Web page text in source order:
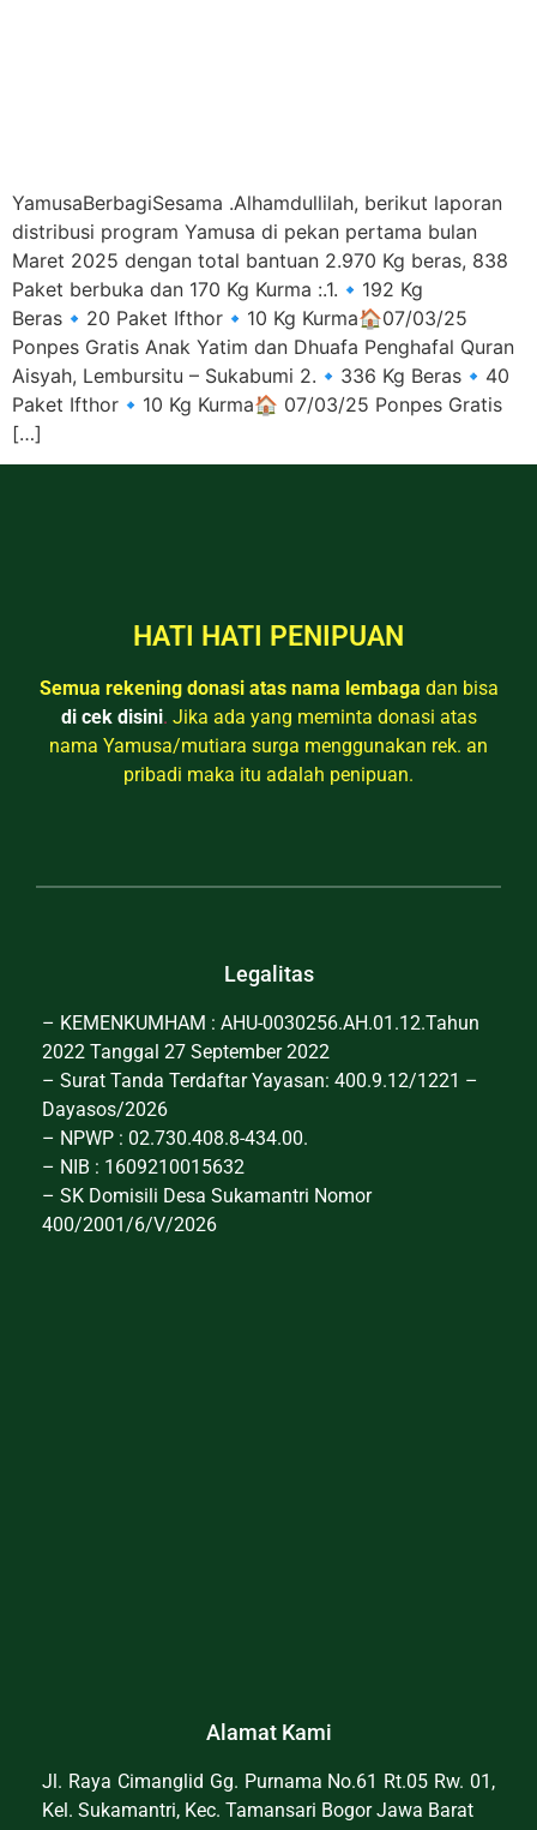
YamusaBerbagiSesama .Alhamdullilah, berikut laporan
distribusi program Yamusa di pekan pertama bulan
Maret 2025 dengan total bantuan 2.970 Kg beras, 838
Paket berbuka dan 170 Kg Kurma :.1.🔹192 Kg
Beras🔹20 Paket Ifthor🔹10 Kg Kurma🏠07/03/25
Ponpes Gratis Anak Yatim dan Dhuafa Penghafal Quran
Aisyah, Lembursitu – Sukabumi 2.🔹336 Kg Beras🔹40
Paket Ifthor🔹10 Kg Kurma🏠 07/03/25 Ponpes Gratis
[…]
HATI HATI PENIPUAN
Semua rekening donasi atas nama lembaga dan bisa
di cek disini. Jika ada yang meminta donasi atas
nama Yamusa/mutiara surga menggunakan rek. an
pribadi maka itu adalah penipuan.
Legalitas
– KEMENKUMHAM : AHU-0030256.AH.01.12.Tahun
2022 Tanggal 27 September 2022
– Surat Tanda Terdaftar Yayasan: 400.9.12/1221 –
Dayasos/2026
– NPWP : 02.730.408.8-434.00.
– NIB : 1609210015632
– SK Domisili Desa Sukamantri Nomor
400/2001/6/V/2026
Alamat Kami
Jl. Raya Cimanglid Gg. Purnama No.61 Rt.05 Rw. 01,
Kel. Sukamantri, Kec. Tamansari Bogor Jawa Barat